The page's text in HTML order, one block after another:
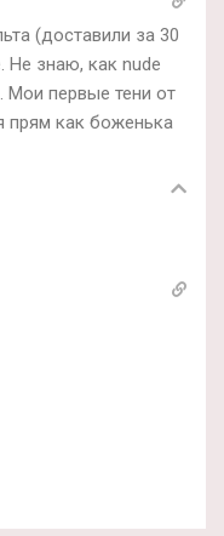
(доставили за 30
Не знаю, как nude
Мои первые тени от
прям как боженька